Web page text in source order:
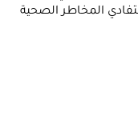
المخاطر الصحية